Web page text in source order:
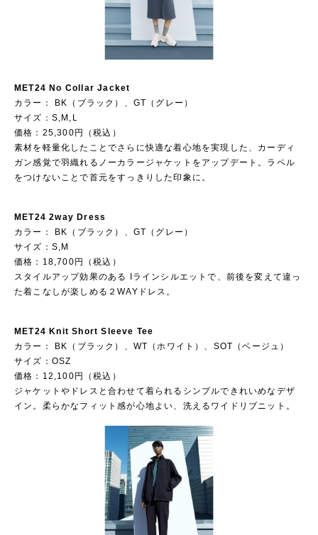
MET24 No Collar Jacket
カラー： BK（ブラック）、GT（グレー）
サイズ：S,M,L
価格：25,300円（税込）
素材を軽量化したことでさらに快適な着心地を実現した、カーディ
ガン感覚で羽織れるノーカラージャケットをアップデート。ラペル
をつけないことで首元をすっきりした印象に。
MET24 2way Dress
カラー： BK（ブラック）、GT（グレー）
サイズ：S,M
価格：18,700円（税込）
スタイルアップ効果のある Iラインシルエットで、前後を変えて違っ
た着こなしが楽しめる２WAYドレス。
MET24 Knit Short Sleeve Tee
カラー： BK（ブラック）、WT（ホワイト）、SOT（ベージュ）
サイズ：OSZ
価格：12,100円（税込）
ジャケットやドレスと合わせて着られるシンプルできれいめなデザ
イン。柔らかなフィット感が心地よい、洗えるワイドリブニット。